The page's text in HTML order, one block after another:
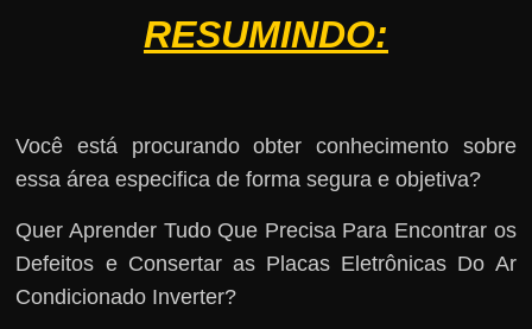
RESUMINDO:
Você está procurando obter conhecimento sobre
essa área especifica de forma segura e objetiva?
Quer Aprender Tudo Que Precisa Para Encontrar os
Defeitos e Consertar as Placas Eletrônicas Do Ar
Condicionado Inverter?